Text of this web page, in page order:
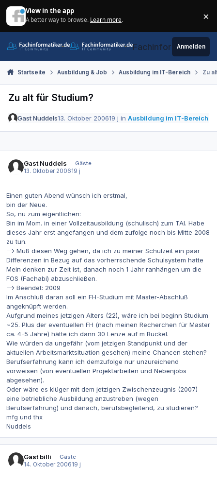
View in the app
A better way to browse. Learn more. ×
Fachinformatiker.de
Anmelden
Startseite Ausbildung & Job Ausbildung im IT-Bereich Zu
Zu alt für Studium?
Gast Nuddels13. Oktober 200619 j inAusbildung im IT-Bereich
Gast Nuddels
Gäste
13. Oktober 200619 j
Einen guten Abend wünsch ich erstmal,
bin der Neue.
So, nu zum eigentlichen:
Bin im Mom. in einer Vollzeitausbildung (schulisch) zum TAI. Habe
dieses Jahr erst angefangen und dem zufolge noch bis Mitte 2008
zu tun.
--> Muß diesen Weg gehen, da ich zu meiner Schulzeit ein paar
Differenzen in Bezug auf das vorherrschende Schulsystem hatte
Mein denken zur Zeit ist, danach noch 1 Jahr ranhängen um die
FOS (Fachabi) abzuschließen.
--> Beendet: 2009
Im Anschluß daran soll ein FH-Studium mit Master-Abschluß
angeknüpft werden.
Aufgrund meines jetzigen Alters (22), wäre ich bei beginn Studium
~25. Plus der eventuellen FH (nach meinen Recherchen für Master
ca. 4-5 Jahre) hätte ich dann 30 Lenze auf m Buckel.
Wie würden da ungefähr (vom jetzigen Standpunkt und der
aktuellen Arbeitsmarktsituation gesehen) meine Chancen stehen?
Berufserfahrung kann ich demzufolge nur unzureichend
vorweisen (von eventuellen Projektarbeiten und Nebenjobs
abgesehen).
Oder wäre es klüger mit dem jetzigen Zwischenzeugnis (2007)
eine betriebliche Ausbildung anzustreben (wegen
Berufserfahrung) und danach, berufsbegleitend, zu studieren?
mfg und thx
Nuddels
Gast billi
Gäste
14. Oktober 200619 j